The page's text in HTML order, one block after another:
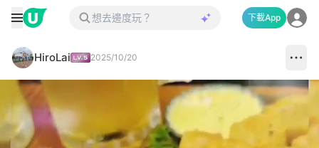
下載App
HiroLai 2025/10/20